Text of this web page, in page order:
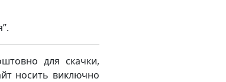
для скачки,
носить виключно